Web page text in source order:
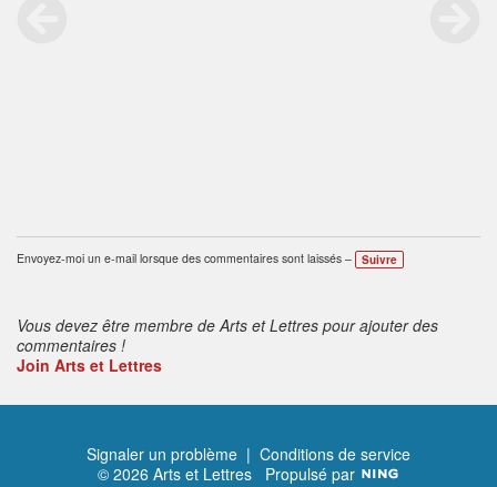
Envoyez-moi un e-mail lorsque des commentaires sont laissés – Suivre
Vous devez être membre de Arts et Lettres pour ajouter des
commentaires !
Join Arts et Lettres
Signaler un problème | Conditions de service
© 2026 Arts et Lettres Propulsé par